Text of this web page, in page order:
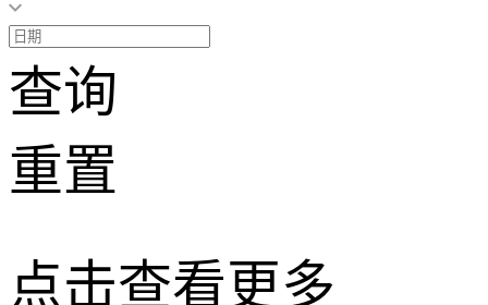
查询
重置
点击查看更多